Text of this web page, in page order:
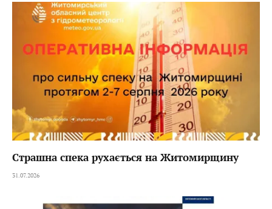
Страшна спека рухається на Житомирщину
31.07.2026